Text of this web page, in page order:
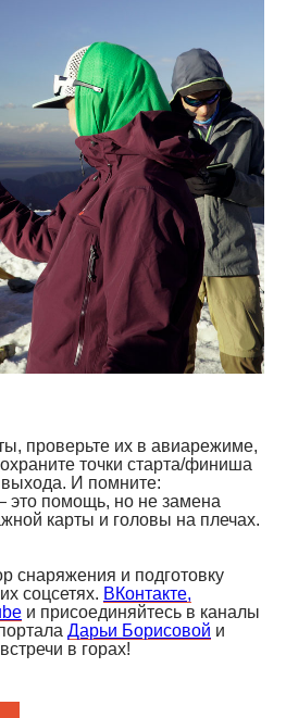
проверьте их в авиарежиме,
точки старта/финиша
И помните:
это помощь, но не замена
карты и головы на плечах.
снаряжения и подготовку
соцсетях. ВКонтакте,
и присоединяйтесь в каналы
Дарьи Борисовой и
в горах!